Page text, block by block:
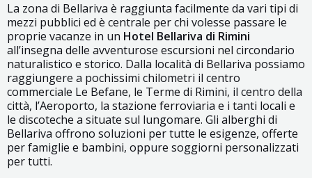
La zona di Bellariva è raggiunta facilmente da vari tipi di
mezzi pubblici ed è centrale per chi volesse passare le
proprie vacanze in un Hotel Bellariva di Rimini
all’insegna delle avventurose escursioni nel circondario
naturalistico e storico. Dalla località di Bellariva possiamo
raggiungere a pochissimi chilometri il centro
commerciale Le Befane, le Terme di Rimini, il centro della
città, l’Aeroporto, la stazione ferroviaria e i tanti locali e
le discoteche a situate sul lungomare. Gli alberghi di
Bellariva offrono soluzioni per tutte le esigenze, offerte
per famiglie e bambini, oppure soggiorni personalizzati
per tutti.